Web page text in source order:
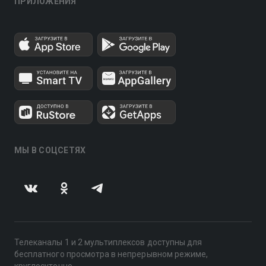
МЫ В СОЦСЕТЯХ
Телеканалы 1 и 2 мультиплексов доступны для
бесплатного просмотра в непрерывном режиме,